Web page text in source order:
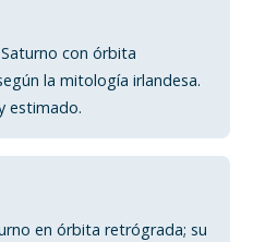
con órbita
la mitología irlandesa.
estimado.
en órbita retrógrada; su